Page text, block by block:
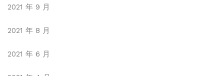
2021 年 9 月
2021 年 8 月
2021 年 6 月